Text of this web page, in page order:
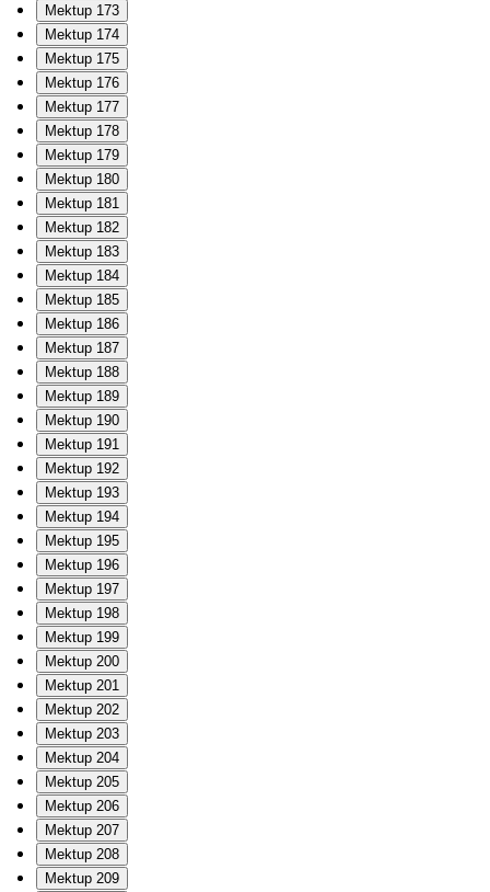
Mektup 173
Mektup 174
Mektup 175
Mektup 176
Mektup 177
Mektup 178
Mektup 179
Mektup 180
Mektup 181
Mektup 182
Mektup 183
Mektup 184
Mektup 185
Mektup 186
Mektup 187
Mektup 188
Mektup 189
Mektup 190
Mektup 191
Mektup 192
Mektup 193
Mektup 194
Mektup 195
Mektup 196
Mektup 197
Mektup 198
Mektup 199
Mektup 200
Mektup 201
Mektup 202
Mektup 203
Mektup 204
Mektup 205
Mektup 206
Mektup 207
Mektup 208
Mektup 209